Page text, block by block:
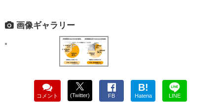
画像ギャラリー
コメント (Twitter) FB
B!
Hatena LINE